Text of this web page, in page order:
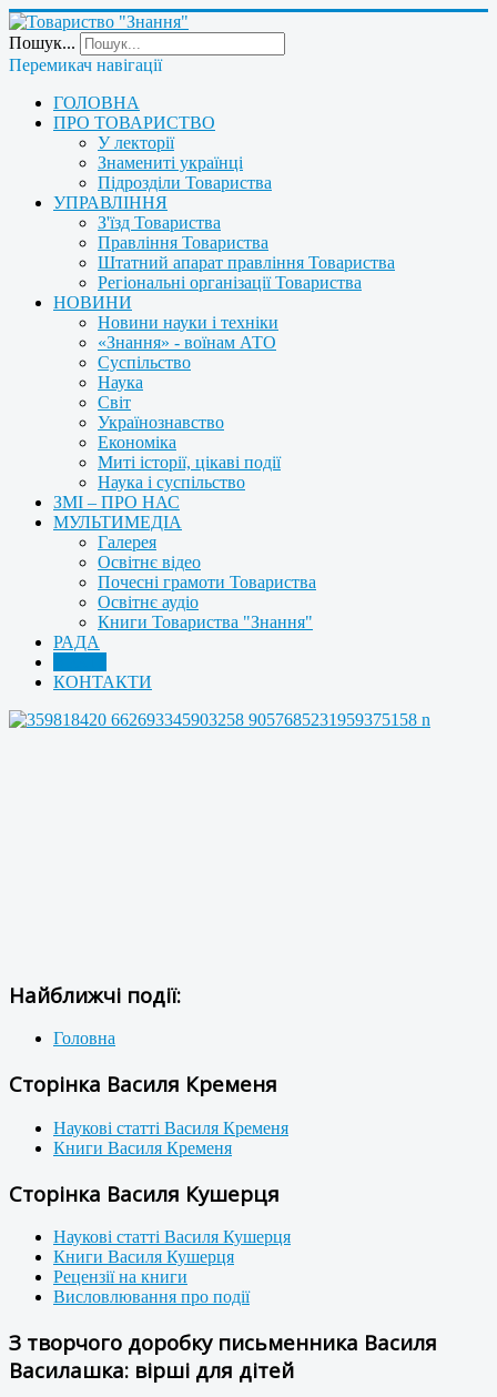
Пошук...
Перемикач навігації
ГОЛОВНА
ПРО ТОВАРИСТВО
У лекторії
Знамениті українці
Підрозділи Товариства
УПРАВЛІННЯ
З'їзд Товариства
Правління Товариства
Штатний апарат правління Товариства
Регіональні організації Товариства
НОВИНИ
Новини науки і техніки
«Знання» - воїнам АТО
Суспільство
Наука
Світ
Українознавство
Економіка
Миті історії, цікаві події
Наука і суспільство
ЗМІ – ПРО НАС
МУЛЬТИМЕДІА
Галерея
Освітнє відео
Почесні грамоти Товариства
Освітнє аудіо
Книги Товариства "Знання"
РАДА
КОНТАКТИ
Найближчі події:
Головна
Сторінка Василя Кременя
Наукові статті Василя Кременя
Книги Василя Кременя
Сторінка Василя Кушерця
Наукові статті Василя Кушерця
Книги Василя Кушерця
Рецензії на книги
Висловлювання про події
З творчого доробку письменника Василя
Василашка: вірші для дітей